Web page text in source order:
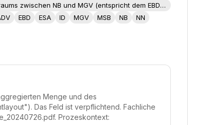
Codeliste Gas Nr. G_0080 Codeliste für die Prüfung der aggregierten Menge und des Abrechnungszeitraums zwischen NB und MGV (entspricht dem EBD E_0802)
EBD ESA ID MGV MSB NB
NN
Menge und des
Das Feld ist verpflichtend. Fachliche
Prozeskontext: